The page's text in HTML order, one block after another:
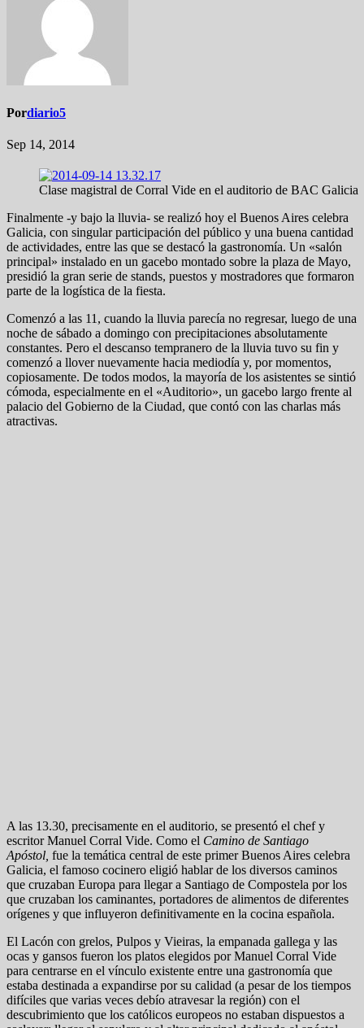
Pordiario5
Sep 14, 2014
Clase magistral de Corral Vide en el auditorio de BAC Galicia
Finalmente -y bajo la lluvia- se realizó hoy el Buenos Aires celebra
Galicia, con singular participación del público y una buena cantidad
de actividades, entre las que se destacó la gastronomía. Un «salón
principal» instalado en un gacebo montado sobre la plaza de Mayo,
presidió la gran serie de stands, puestos y mostradores que formaron
parte de la logística de la fiesta.
Comenzó a las 11, cuando la lluvia parecía no regresar, luego de una
noche de sábado a domingo con precipitaciones absolutamente
constantes. Pero el descanso tempranero de la lluvia tuvo su fin y
comenzó a llover nuevamente hacia mediodía y, por momentos,
copiosamente. De todos modos, la mayoría de los asistentes se sintió
cómoda, especialmente en el «Auditorio», un gacebo largo frente al
palacio del Gobierno de la Ciudad, que contó con las charlas más
atractivas.
A las 13.30, precisamente en el auditorio, se presentó el chef y
escritor Manuel Corral Vide. Como el Camino de Santiago
Apóstol, fue la temática central de este primer Buenos Aires celebra
Galicia, el famoso cocinero eligió hablar de los diversos caminos
que cruzaban Europa para llegar a Santiago de Compostela por los
que cruzaban los caminantes, portadores de alimentos de diferentes
orígenes y que influyeron definitivamente en la cocina española.
El Lacón con grelos, Pulpos y Vieiras, la empanada gallega y las
ocas y gansos fueron los platos elegidos por Manuel Corral Vide
para centrarse en el vínculo existente entre una gastronomía que
estaba destinada a expandirse por su calidad (a pesar de los tiempos
difíciles que varias veces debío atravesar la región) con el
descubrimiento que los católicos europeos no estaban dispuestos a